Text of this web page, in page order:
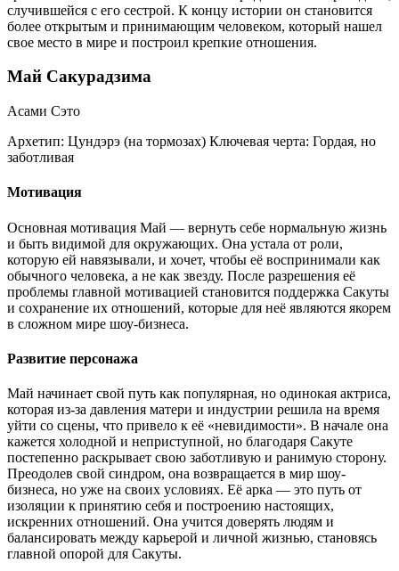
случившейся с его сестрой. К концу истории он становится
более открытым и принимающим человеком, который нашел
свое место в мире и построил крепкие отношения.
Май Сакурадзима
Асами Сэто
Архетип: Цундэрэ (на тормозах) Ключевая черта: Гордая, но
заботливая
Мотивация
Основная мотивация Май — вернуть себе нормальную жизнь
и быть видимой для окружающих. Она устала от роли,
которую ей навязывали, и хочет, чтобы её воспринимали как
обычного человека, а не как звезду. После разрешения её
проблемы главной мотивацией становится поддержка Сакуты
и сохранение их отношений, которые для неё являются якорем
в сложном мире шоу-бизнеса.
Развитие персонажа
Май начинает свой путь как популярная, но одинокая актриса,
которая из-за давления матери и индустрии решила на время
уйти со сцены, что привело к её «невидимости». В начале она
кажется холодной и неприступной, но благодаря Сакуте
постепенно раскрывает свою заботливую и ранимую сторону.
Преодолев свой синдром, она возвращается в мир шоу-
бизнеса, но уже на своих условиях. Её арка — это путь от
изоляции к принятию себя и построению настоящих,
искренних отношений. Она учится доверять людям и
балансировать между карьерой и личной жизнью, становясь
главной опорой для Сакуты.